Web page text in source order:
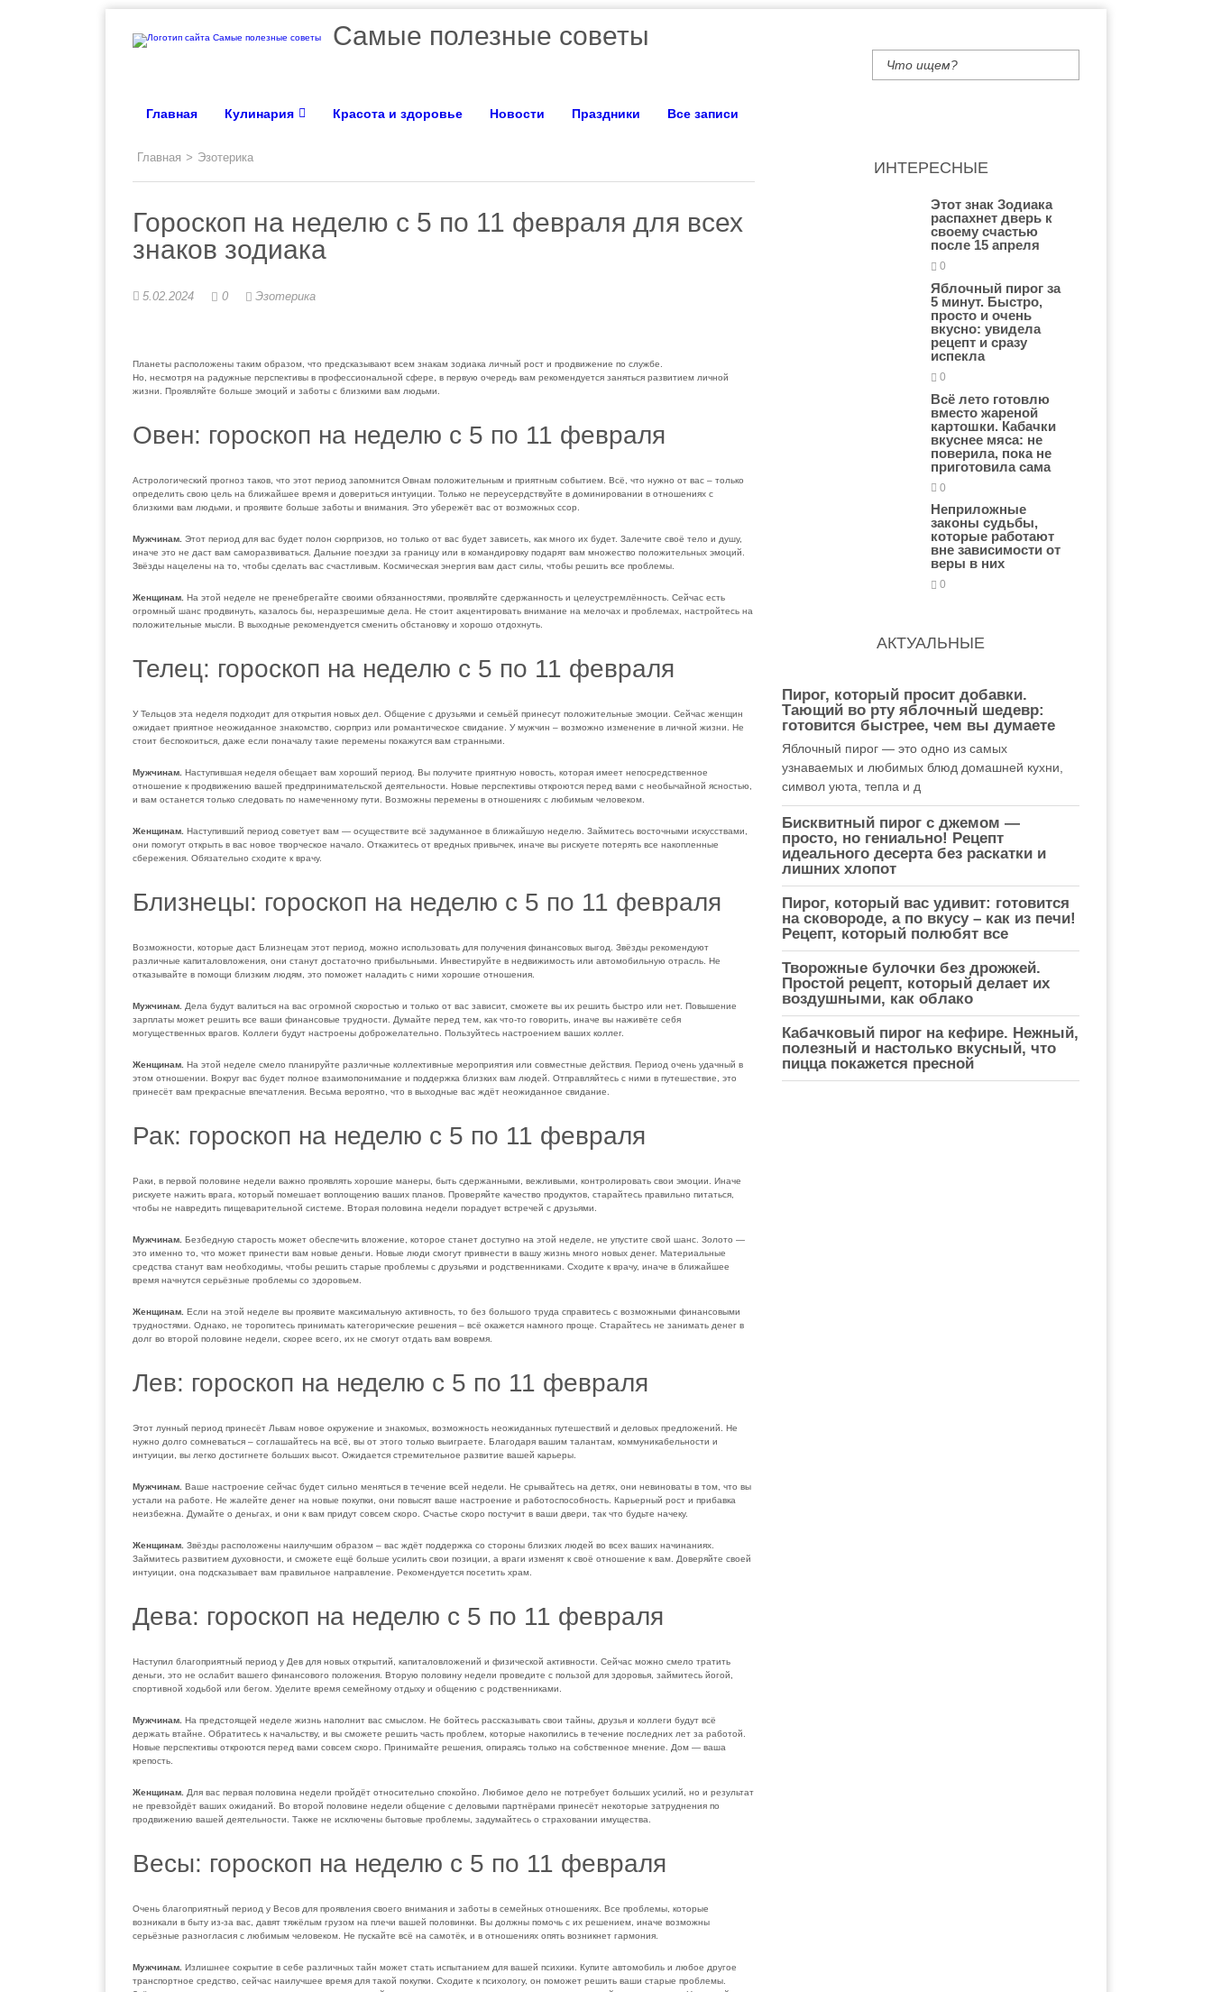
Самые полезные советы
Главная Кулинария Красота и здоровье Новости Праздники Все записи
Главная > Эзотерика
Гороскоп на неделю с 5 по 11 февраля для всех
знаков зодиака
5.02.2024 0 Эзотерика
Планеты расположены таким образом, что предсказывают всем знакам зодиака личный рост и продвижение по службе.
Но, несмотря на радужные перспективы в профессиональной сфере, в первую очередь вам рекомендуется заняться развитием личной
жизни. Проявляйте больше эмоций и заботы с близкими вам людьми.
Овен: гороскоп на неделю с 5 по 11 февраля
Астрологический прогноз таков, что этот период запомнится Овнам положительным и приятным событием. Всё, что нужно от вас – только
определить свою цель на ближайшее время и довериться интуиции. Только не переусердствуйте в доминировании в отношениях с
близкими вам людьми, и проявите больше заботы и внимания. Это убережёт вас от возможных ссор.
Мужчинам. Этот период для вас будет полон сюрпризов, но только от вас будет зависеть, как много их будет. Залечите своё тело и душу,
иначе это не даст вам саморазвиваться. Дальние поездки за границу или в командировку подарят вам множество положительных эмоций.
Звёзды нацелены на то, чтобы сделать вас счастливым. Космическая энергия вам даст силы, чтобы решить все проблемы.
Женщинам. На этой неделе не пренебрегайте своими обязанностями, проявляйте сдержанность и целеустремлённость. Сейчас есть
огромный шанс продвинуть, казалось бы, неразрешимые дела. Не стоит акцентировать внимание на мелочах и проблемах, настройтесь на
положительные мысли. В выходные рекомендуется сменить обстановку и хорошо отдохнуть.
Телец: гороскоп на неделю с 5 по 11 февраля
У Тельцов эта неделя подходит для открытия новых дел. Общение с друзьями и семьёй принесут положительные эмоции. Сейчас женщин
ожидает приятное неожиданное знакомство, сюрприз или романтическое свидание. У мужчин – возможно изменение в личной жизни. Не
стоит беспокоиться, даже если поначалу такие перемены покажутся вам странными.
Мужчинам. Наступившая неделя обещает вам хороший период. Вы получите приятную новость, которая имеет непосредственное
отношение к продвижению вашей предпринимательской деятельности. Новые перспективы откроются перед вами с необычайной ясностью,
и вам останется только следовать по намеченному пути. Возможны перемены в отношениях с любимым человеком.
Женщинам. Наступивший период советует вам — осуществите всё задуманное в ближайшую неделю. Займитесь восточными искусствами,
они помогут открыть в вас новое творческое начало. Откажитесь от вредных привычек, иначе вы рискуете потерять все накопленные
сбережения. Обязательно сходите к врачу.
Близнецы: гороскоп на неделю с 5 по 11 февраля
Возможности, которые даст Близнецам этот период, можно использовать для получения финансовых выгод. Звёзды рекомендуют
различные капиталовложения, они станут достаточно прибыльными. Инвестируйте в недвижимость или автомобильную отрасль. Не
отказывайте в помощи близким людям, это поможет наладить с ними хорошие отношения.
Мужчинам. Дела будут валиться на вас огромной скоростью и только от вас зависит, сможете вы их решить быстро или нет. Повышение
зарплаты может решить все ваши финансовые трудности. Думайте перед тем, как что-то говорить, иначе вы наживёте себя
могущественных врагов. Коллеги будут настроены доброжелательно. Пользуйтесь настроением ваших коллег.
Женщинам. На этой неделе смело планируйте различные коллективные мероприятия или совместные действия. Период очень удачный в
этом отношении. Вокруг вас будет полное взаимопонимание и поддержка близких вам людей. Отправляйтесь с ними в путешествие, это
принесёт вам прекрасные впечатления. Весьма вероятно, что в выходные вас ждёт неожиданное свидание.
Рак: гороскоп на неделю с 5 по 11 февраля
Раки, в первой половине недели важно проявлять хорошие манеры, быть сдержанными, вежливыми, контролировать свои эмоции. Иначе
рискуете нажить врага, который помешает воплощению ваших планов. Проверяйте качество продуктов, старайтесь правильно питаться,
чтобы не навредить пищеварительной системе. Вторая половина недели порадует встречей с друзьями.
Мужчинам. Безбедную старость может обеспечить вложение, которое станет доступно на этой неделе, не упустите свой шанс. Золото —
это именно то, что может принести вам новые деньги. Новые люди смогут привнести в вашу жизнь много новых денег. Материальные
средства станут вам необходимы, чтобы решить старые проблемы с друзьями и родственниками. Сходите к врачу, иначе в ближайшее
время начнутся серьёзные проблемы со здоровьем.
Женщинам. Если на этой неделе вы проявите максимальную активность, то без большого труда справитесь с возможными финансовыми
трудностями. Однако, не торопитесь принимать категорические решения – всё окажется намного проще. Старайтесь не занимать денег в
долг во второй половине недели, скорее всего, их не смогут отдать вам вовремя.
Лев: гороскоп на неделю с 5 по 11 февраля
Этот лунный период принесёт Львам новое окружение и знакомых, возможность неожиданных путешествий и деловых предложений. Не
нужно долго сомневаться – соглашайтесь на всё, вы от этого только выиграете. Благодаря вашим талантам, коммуникабельности и
интуиции, вы легко достигнете больших высот. Ожидается стремительное развитие вашей карьеры.
Мужчинам. Ваше настроение сейчас будет сильно меняться в течение всей недели. Не срывайтесь на детях, они невиноваты в том, что вы
устали на работе. Не жалейте денег на новые покупки, они повысят ваше настроение и работоспособность. Карьерный рост и прибавка
неизбежна. Думайте о деньгах, и они к вам придут совсем скоро. Счастье скоро постучит в ваши двери, так что будьте начеку.
Женщинам. Звёзды расположены наилучшим образом – вас ждёт поддержка со стороны близких людей во всех ваших начинаниях.
Займитесь развитием духовности, и сможете ещё больше усилить свои позиции, а враги изменят к своё отношение к вам. Доверяйте своей
интуиции, она подсказывает вам правильное направление. Рекомендуется посетить храм.
Дева: гороскоп на неделю с 5 по 11 февраля
Наступил благоприятный период у Дев для новых открытий, капиталовложений и физической активности. Сейчас можно смело тратить
деньги, это не ослабит вашего финансового положения. Вторую половину недели проведите с пользой для здоровья, займитесь йогой,
спортивной ходьбой или бегом. Уделите время семейному отдыху и общению с родственниками.
Мужчинам. На предстоящей неделе жизнь наполнит вас смыслом. Не бойтесь рассказывать свои тайны, друзья и коллеги будут всё
держать втайне. Обратитесь к начальству, и вы сможете решить часть проблем, которые накопились в течение последних лет за работой.
Новые перспективы откроются перед вами совсем скоро. Принимайте решения, опираясь только на собственное мнение. Дом — ваша
крепость.
Женщинам.
Для вас первая половина недели пройдёт относительно спокойно. Любимое дело не потребует больших усилий, но и результат
не превзойдёт ваших ожиданий. Во второй половине недели общение с деловыми партнёрами принесёт некоторые затруднения по
продвижению вашей деятельности. Также не исключены бытовые проблемы, задумайтесь о страховании имущества.
Весы: гороскоп на неделю с 5 по 11 февраля
Очень благоприятный период у Весов для проявления своего внимания и заботы в семейных отношениях. Все проблемы, которые
возникали в быту из-за вас, давят тяжёлым грузом на плечи вашей половинки. Вы должны помочь с их решением, иначе возможны
серьёзные разногласия с любимым человеком. Не пускайте всё на самотёк, и в отношениях опять возникнет гармония.
Мужчинам. Излишнее сокрытие в себе различных тайн может стать испытанием для вашей психики. Купите автомобиль и любое другое
транспортное средство, сейчас наилучшее время для такой покупки. Сходите к психологу, он поможет решить ваши старые проблемы.
ИНТЕРЕСНЫЕ
Этот знак Зодиака
распахнет дверь к
своему счастью
после 15 апреля
0
Яблочный пирог за
5 минут. Быстро,
просто и очень
вкусно: увидела
рецепт и сразу
испекла
0
Всё лето готовлю
вместо жареной
картошки. Кабачки
вкуснее мяса: не
поверила, пока не
приготовила сама
0
Неприложные
законы судьбы,
которые работают
вне зависимости от
веры в них
0
АКТУАЛЬНЫЕ
Пирог, который просит добавки.
Тающий во рту яблочный шедевр:
готовится быстрее, чем вы думаете
Яблочный пирог — это одно из самых
узнаваемых и любимых блюд домашней кухни,
символ уюта, тепла и д
Бисквитный пирог с джемом —
просто, но гениально! Рецепт
идеального десерта без раскатки и
лишних хлопот
Пирог, который вас удивит: готовится
на сковороде, а по вкусу – как из печи!
Рецепт, который полюбят все
Творожные булочки без дрожжей.
Простой рецепт, который делает их
воздушными, как облако
Кабачковый пирог на кефире. Нежный,
полезный и настолько вкусный, что
пицца покажется пресной